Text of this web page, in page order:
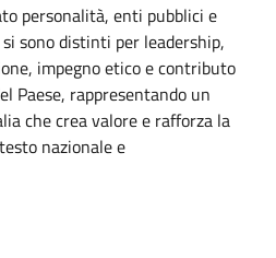
personalità, enti pubblici e
sono distinti per leadership,
impegno etico e contributo
Paese, rappresentando un
che crea valore e rafforza la
nazionale e